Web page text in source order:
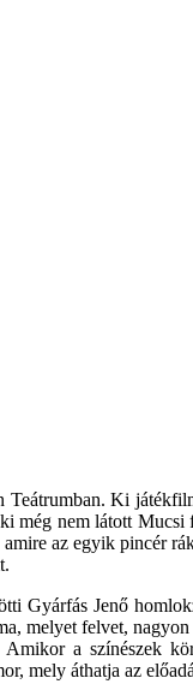
Ki
nem látott Mucsi
az egyik pincér
Gyárfás Jenő
melyet felvet,
a színészek
mely áthatja az